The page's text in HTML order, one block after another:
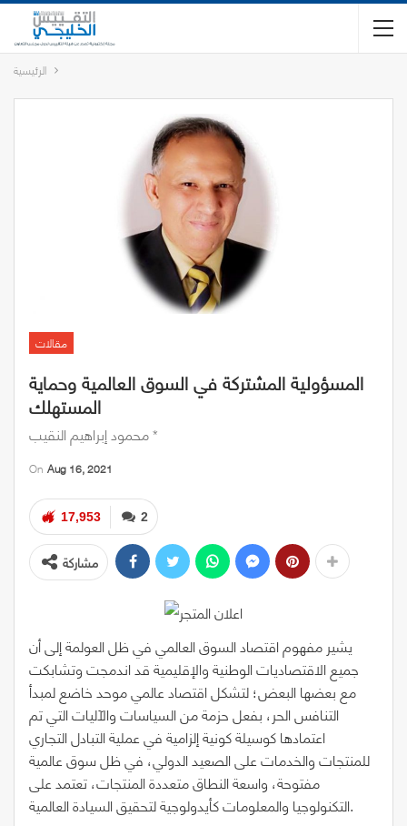
الرئيسية
مقالات
المسؤولية المشتركة في السوق العالمية وحماية
المستهلك
محمود إبراهيم النقيب *
On Aug 16, 2021
2
17,953
مشاركة
يشير مفهوم اقتصاد السوق العالمي في ظل العولمة إلى أن
جميع الاقتصاديات الوطنية والإقليمية قد اندمجت وتشابكت
مع بعضها البعض؛ لتشكل اقتصاد عالمي موحد خاضع لمبدأ
التنافس الحر، بفعل حزمة من السياسات والآليات التي تم
اعتمادها كوسيلة كونية إلزامية في عملية التبادل التجاري
للمنتجات والخدمات على الصعيد الدولي، في ظل سوق عالمية
مفتوحة، واسعة النطاق متعددة المنتجات، تعتمد على
التكنولوجيا والمعلومات كأيدولوجية لتحقيق السيادة العالمية.